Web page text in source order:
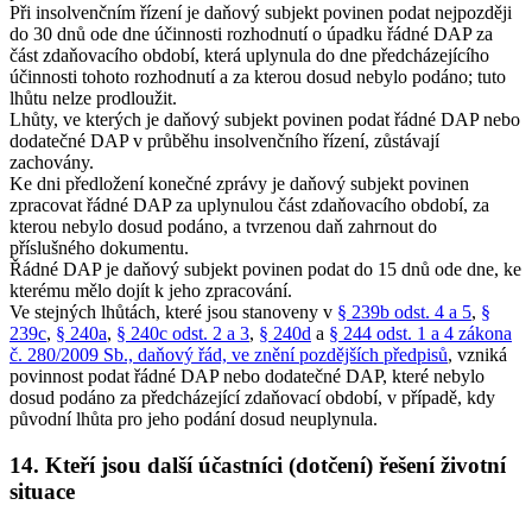
Při insolvenčním řízení je daňový subjekt povinen podat nejpozději
do 30 dnů ode dne účinnosti rozhodnutí o úpadku řádné DAP za
část zdaňovacího období, která uplynula do dne předcházejícího
účinnosti tohoto rozhodnutí a za kterou dosud nebylo podáno; tuto
lhůtu nelze prodloužit.
Lhůty, ve kterých je daňový subjekt povinen podat řádné DAP nebo
dodatečné DAP v průběhu insolvenčního řízení, zůstávají
zachovány.
Ke dni předložení konečné zprávy je daňový subjekt povinen
zpracovat řádné DAP za uplynulou část zdaňovacího období, za
kterou nebylo dosud podáno, a tvrzenou daň zahrnout do
příslušného dokumentu.
Řádné DAP je daňový subjekt povinen podat do 15 dnů ode dne, ke
kterému mělo dojít k jeho zpracování.
Ve stejných lhůtách, které jsou stanoveny v § 239b odst. 4 a 5, §
239c, § 240a, § 240c odst. 2 a 3, § 240d a § 244 odst. 1 a 4 zákona
č. 280/2009 Sb., daňový řád, ve znění pozdějších předpisů, vzniká
povinnost podat řádné DAP nebo dodatečné DAP, které nebylo
dosud podáno za předcházející zdaňovací období, v případě, kdy
původní lhůta pro jeho podání dosud neuplynula.
14. Kteří jsou další účastníci (dotčení) řešení životní
situace